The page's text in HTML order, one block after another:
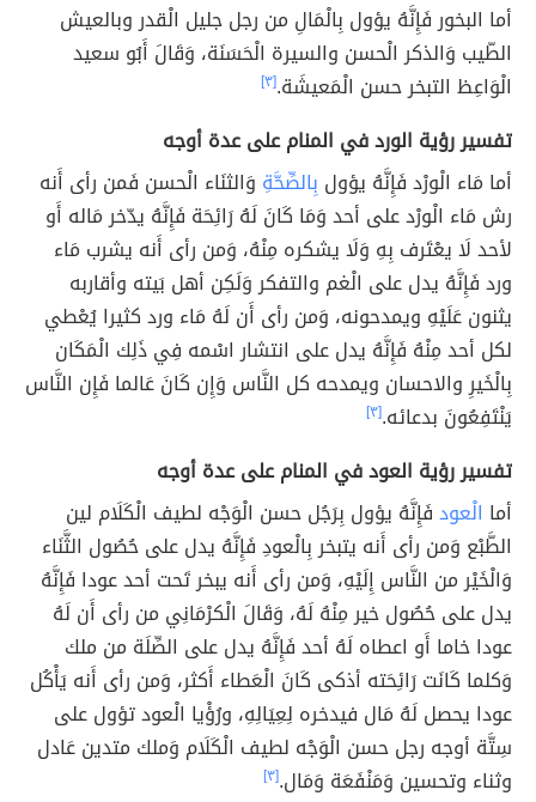
أما البخور فَإِنَّهُ يؤول بِالْمَالِ من رجل جليل الْقدر وبالعيش
الطّيب وَالذكر الْحسن والسيرة الْحَسَنَة، وَقَالَ أَبُو سعيد
الْوَاعِظ التبخر حسن الْمَعيشَة.[٣]
تفسير رؤية الورد في المنام على عدة أوجه
أما مَاء الْورْد فَإِنَّهُ يؤول بِالصِّحَّةِ وَالثنَاء الْحسن فَمن رأى أَنه
رش مَاء الْورْد على أحد وَمَا كَانَ لَهُ رَائِحَة فَإِنَّهُ يدّخر مَاله أَو
لأحد لَا يعْتَرف بِهِ وَلَا يشكره مِنْهُ، وَمن رأى أَنه يشرب مَاء
ورد فَإِنَّهُ يدل على الْغم والتفكر وَلَكِن أهل بَيته وأقاربه
يثنون عَلَيْهِ ويمدحونه، وَمن رأى أَن لَهُ مَاء ورد كثيرا يُعْطي
لكل أحد مِنْهُ فَإِنَّهُ يدل على انتشار اسْمه فِي ذَلِك الْمَكَان
بِالْخَيرِ والاحسان ويمدحه كل النَّاس وَإِن كَانَ عَالما فَإِن النَّاس
يَنْتَفِعُونَ بدعائه.[٣]
تفسير رؤية العود في المنام على عدة أوجه
أما الْعودفَإِنَّهُ يؤول بِرَجُل حسن الْوَجْه لطيف الْكَلَام لين
الطَّبْع وَمن رأى أَنه يتبخر بِالْعودِ فَإِنَّهُ يدل على حُصُول الثَّنَاء
وَالْخَيْر من النَّاس إِلَيْهِ، وَمن رأى أَنه يبخر تَحت أحد عودا فَإِنَّهُ
يدل على حُصُول خير مِنْهُ لَهُ، وَقَالَ الْكرْمَانِي من رأى أَن لَهُ
عودا خاما أَو اعطاه لَهُ أحد فَإِنَّهُ يدل على الصِّلَة من ملك
وَكلما كَانَت رَائِحَته أذكى كَانَ الْعَطاء أَكثر، وَمن رأى أَنه يَأْكُل
عودا يحصل لَهُ مَال فيدخره لِعِيَالِهِ، ورُؤْيا الْعود تؤول على
سِتَّة أوجه رجل حسن الْوَجْه لطيف الْكَلَام وَملك متدين عَادل
وثناء وتحسين وَمَنْفَعَة وَمَال.[٣]